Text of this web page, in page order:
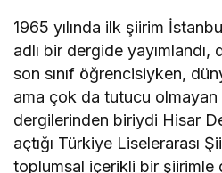
1965 yılında ilk şiirim
adlı bir dergide
son sınıf öğrencisiyken,
ama çok da tutucu
dergilerinden biriydi Hisar
açtığı Türkiye Liselerarası
toplumsal içerikli bir şiirimle